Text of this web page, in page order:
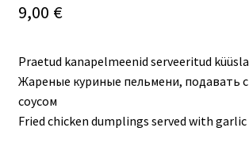
9,00 €
Praetud kanapelmeenid serveeritud
Жареные куриные пельмени, подавать
соусом
Fried chicken dumplings served with garlic